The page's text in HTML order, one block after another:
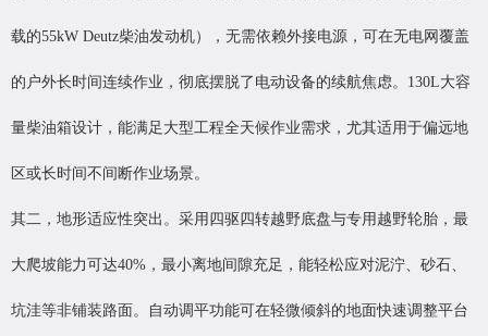
载的55kW Deutz柴油发动机），无需依赖外接电源，可在无电网覆盖
的户外长时间连续作业，彻底摆脱了电动设备的续航焦虑。130L大容
量柴油箱设计，能满足大型工程全天候作业需求，尤其适用于偏远地
区或长时间不间断作业场景。
其二，地形适应性突出。采用四驱四转越野底盘与专用越野轮胎，最
大爬坡能力可达40%，最小离地间隙充足，能轻松应对泥泞、砂石、
坑洼等非铺装路面。自动调平功能可在轻微倾斜的地面快速调整平台